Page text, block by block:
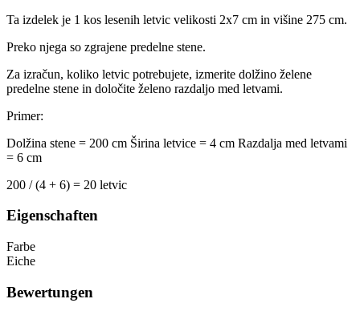
Ta izdelek je 1 kos lesenih letvic velikosti 2x7 cm in višine 275 cm.
Preko njega so zgrajene predelne stene.
Za izračun, koliko letvic potrebujete, izmerite dolžino želene
predelne stene in določite želeno razdaljo med letvami.
Primer:
Dolžina stene = 200 cm Širina letvice = 4 cm Razdalja med letvami
= 6 cm
200 / (4 + 6) = 20 letvic
Eigenschaften
Farbe
Eiche
Bewertungen